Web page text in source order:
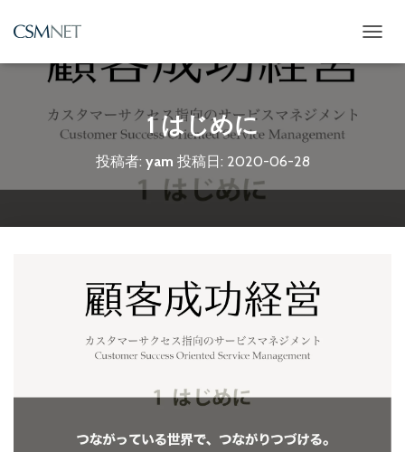
ビ
1 はじめに
投稿者: yam 投稿日: 2020-06-28